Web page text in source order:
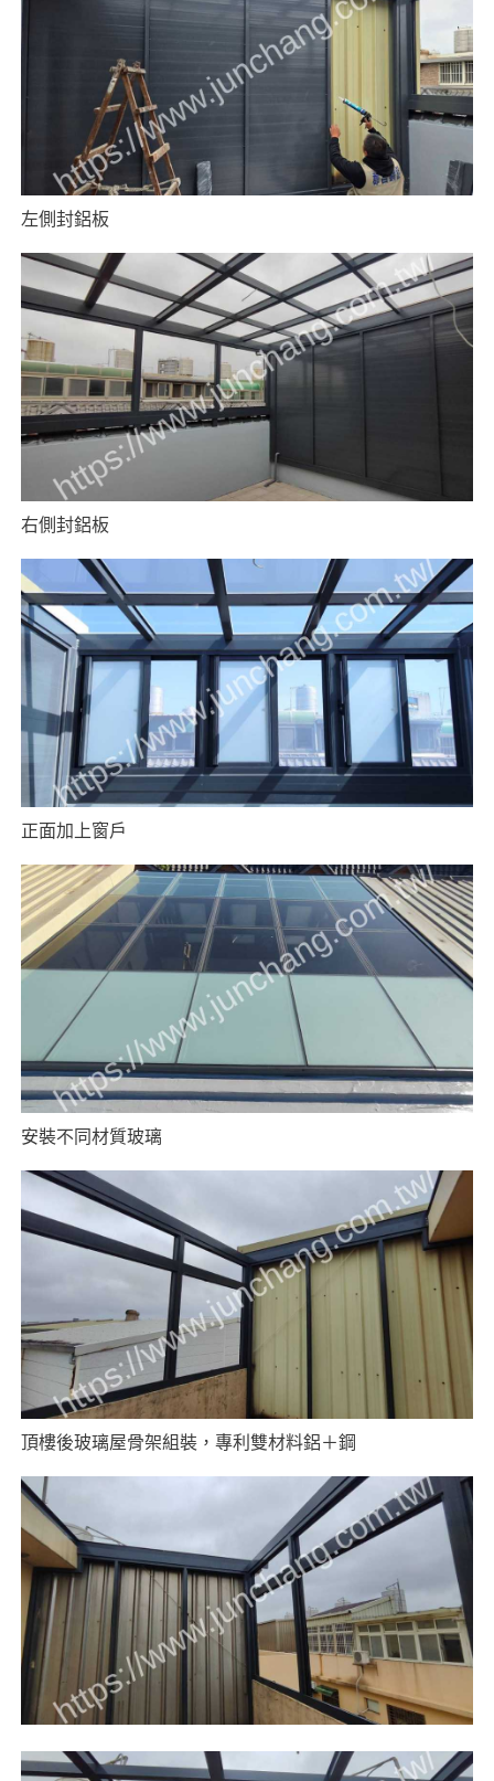
左側封鋁板
右側封鋁板
正面加上窗戶
安裝不同材質玻璃
頂樓後玻璃屋骨架組裝，專利雙材料鋁＋鋼